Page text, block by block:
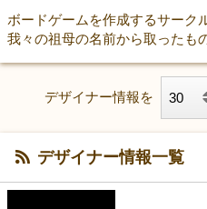
ボードゲームを作成するサーク
我々の祖母の名前から取ったも
デザイナー情報を
デザイナー情報一覧